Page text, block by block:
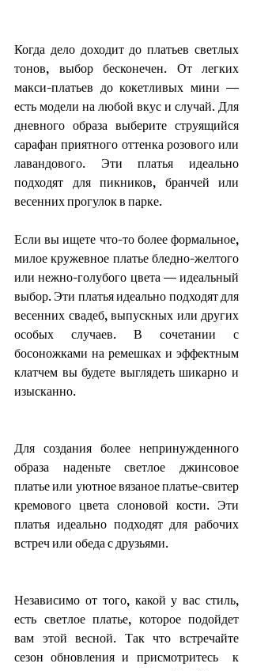
Когда дело доходит до платьев светлых
тонов, выбор бесконечен. От легких
макси-платьев до кокетливых мини —
есть модели на любой вкус и случай. Для
дневного образа выберите струящийся
сарафан приятного оттенка розового или
лавандового. Эти платья идеально
подходят для пикников, бранчей или
весенних прогулок в парке.
Если вы ищете что-то более формальное,
милое кружевное платье бледно-желтого
или нежно-голубого цвета — идеальный
выбор. Эти платья идеально подходят для
весенних свадеб, выпускных или других
особых случаев. В сочетании с
босоножками на ремешках и эффектным
клатчем вы будете выглядеть шикарно и
изысканно.
Для создания более непринужденного
образа наденьте светлое джинсовое
платье или уютное вязаное платье-свитер
кремового цвета слоновой кости. Эти
платья идеально подходят для рабочих
встреч или обеда с друзьями.
Независимо от того, какой у вас стиль,
есть светлое платье, которое подойдет
вам этой весной. Так что встречайте
сезон обновления и присмотритесь  к